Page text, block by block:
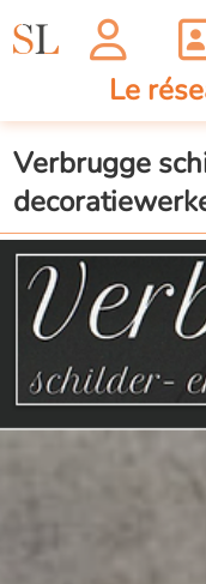
Le
Verbrugge